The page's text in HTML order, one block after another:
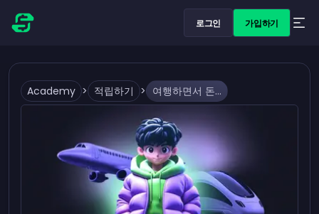
로그인 가입하기
Academy > 적립하기 > 여행하면서 돈 버는 10가지 방법